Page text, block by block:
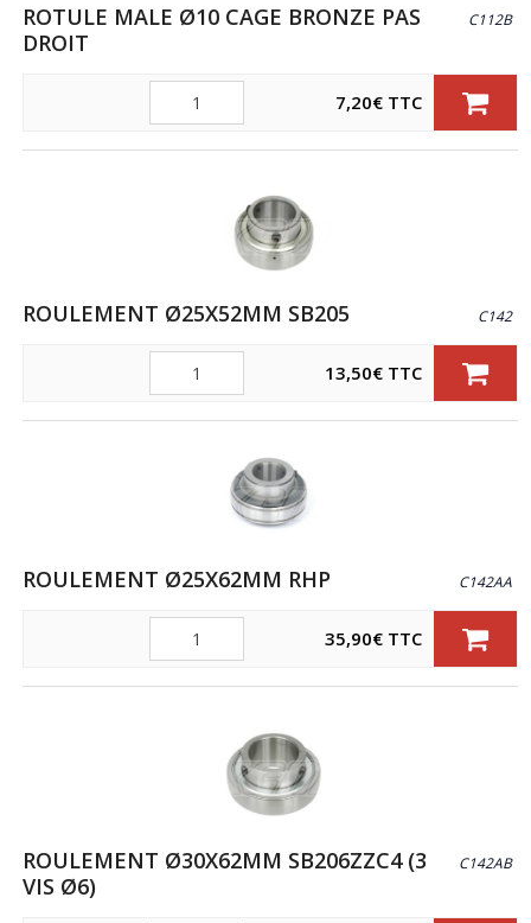
ROTULE MALE Ø10 CAGE BRONZE PAS
DROIT
C112B
7,20€ TTC
ROULEMENT Ø25X52MM SB205 C142
Quantité 13,50€ TTC
ROULEMENT Ø25X62MM RHP C142AA
Quantité 35,90€ TTC
ROULEMENT Ø30X62MM SB206ZZC4 (3
VIS Ø6)
C142AB